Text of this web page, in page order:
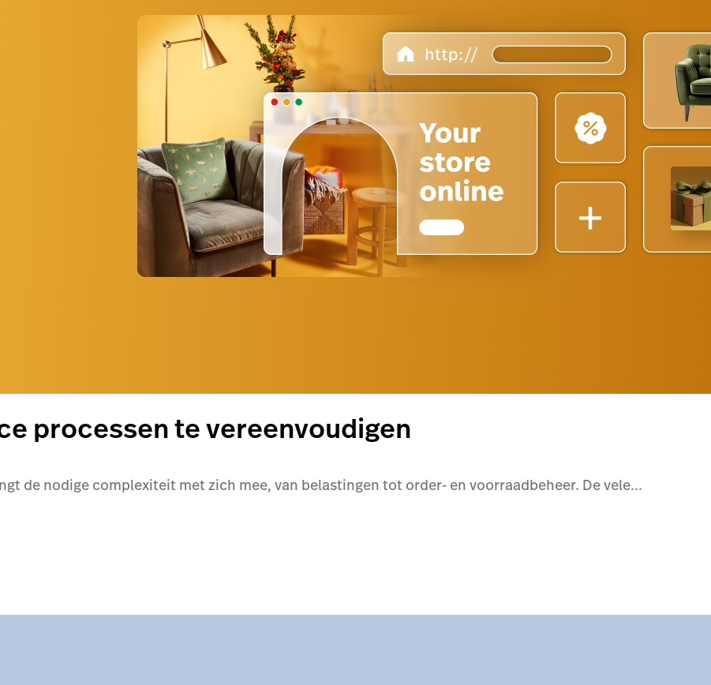
processen te vereenvoudigen
de nodige complexiteit met zich mee, van belastingen tot order- en voorraadbeheer. De vele...